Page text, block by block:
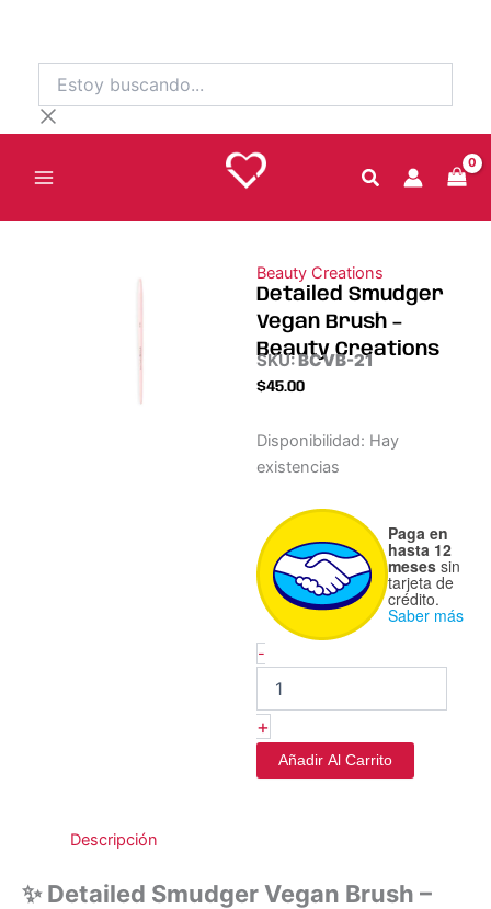
contenido
buscando...
Beauty Creations
Detailed Smudger
Vegan Brush –
Beauty Creations
SKU:BCVB-21
$45.00
Disponibilidad: Hay
existencias
Paga en
hasta 12
meses sin
tarjeta de
crédito.
Saber más
-
Detailed
Smudger
Beauty
Creations
cantidad
+
Añadir Al Carrito
Descripción
✨ Detailed Smudger Vegan Brush –